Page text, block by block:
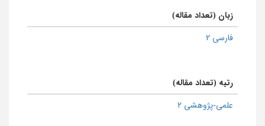
زبان (تعداد مقاله)
فارسی 2
رتبه (تعداد مقاله)
علمی-پژوهشی 2